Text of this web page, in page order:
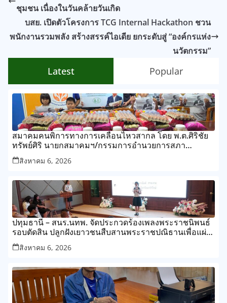
ชุมชน เนื่องในวันคล้ายวันเกิด
บสย. เปิดตัวโครงการ TCG Internal Hackathon ชวน
พนักงานรวมพลัง สร้างสรรค์ไอเดีย ยกระดับสู่ “องค์กรแห่ง
นวัตกรรม”
Latest Popular
สมาคมคนพิการทางการเคลื่อนไหวสากล โดย พ.ต.ศิริชัย
ทรัพย์ศิริ นายกสมาคมฯ/กรรมการอำนวยการสภา
สังคมสงเคราะห์แห่งประเทศไทย
สิงหาคม 6, 2026
ปทุมธานี – สนร.นทพ. จัดประกวดร้องเพลงพระราชนิพนธ์
รอบตัดสิน ปลูกฝังเยาวชนสืบสานพระราชปณิธานเพื่อแผ่น
ดิน
สิงหาคม 6, 2026